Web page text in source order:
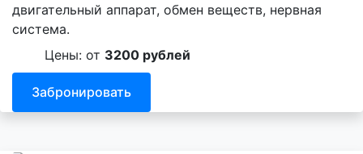
двигательный аппарат, обмен веществ, нервная
система.
Цены: от 3200 рублей
Забронировать